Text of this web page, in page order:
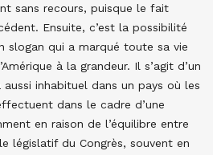
sans recours, puisque le fait
Ensuite, c’est la possibilité
slogan qui a marqué toute sa vie
à la grandeur. Il s’agit d’un
inhabituel dans un pays où les
dans le cadre d’une
en raison de l’équilibre entre
législatif du Congrès, souvent en